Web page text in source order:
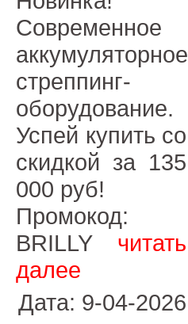
Современное
аккумуляторное
стреппинг-
оборудование.
Успей купить со
скидкой за 135
000 руб!
Промокод:
BRILLY читать
далее
Дата: 9-04-2026